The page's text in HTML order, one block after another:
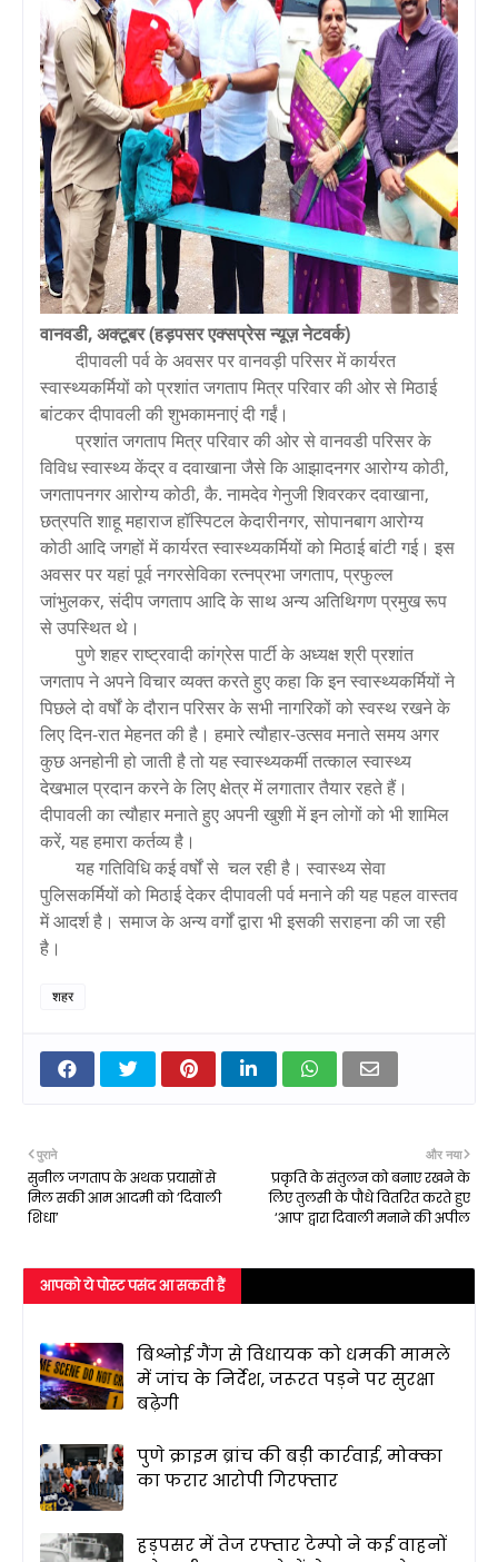
वानवडी, अक्टूबर (हड़पसर एक्सप्रेस न्यूज़ नेटवर्क)
दीपावली पर्व के अवसर पर वानवड़ी परिसर में कार्यरत
स्वास्थ्यकर्मियों को प्रशांत जगताप मित्र परिवार की ओर से मिठाई
बांटकर दीपावली की शुभकामनाएं दी गईं।
प्रशांत जगताप मित्र परिवार की ओर से वानवडी परिसर के
विविध स्वास्थ्य केंद्र व दवाखाना जैसे कि आझादनगर आरोग्य कोठी,
जगतापनगर आरोग्य कोठी, कै. नामदेव गेनुजी शिवरकर दवाखाना,
छत्रपति शाहू महाराज हॉस्पिटल केदारीनगर, सोपानबाग आरोग्य
कोठी आदि जगहों में कार्यरत स्वास्थ्यकर्मियों को मिठाई बांटी गई। इस
अवसर पर यहां पूर्व नगरसेविका रत्नप्रभा जगताप, प्रफुल्ल
जांभुलकर, संदीप जगताप आदि के साथ अन्य अतिथिगण प्रमुख रूप
से उपस्थित थे।
पुणे शहर राष्ट्रवादी कांग्रेस पार्टी के अध्यक्ष श्री प्रशांत
जगताप ने अपने विचार व्यक्त करते हुए कहा कि इन स्वास्थ्यकर्मियों ने
पिछले दो वर्षों के दौरान परिसर के सभी नागरिकों को स्वस्थ रखने के
लिए दिन-रात मेहनत की है। हमारे त्यौहार-उत्सव मनाते समय अगर
कुछ अनहोनी हो जाती है तो यह स्वास्थ्यकर्मी तत्काल स्वास्थ्य
देखभाल प्रदान करने के लिए क्षेत्र में लगातार तैयार रहते हैं।
दीपावली का त्यौहार मनाते हुए अपनी खुशी में इन लोगों को भी शामिल
करें, यह हमारा कर्तव्य है।
यह गतिविधि कई वर्षों से चल रही है। स्वास्थ्य सेवा
पुलिसकर्मियों को मिठाई देकर दीपावली पर्व मनाने की यह पहल वास्तव
में आदर्श है। समाज के अन्य वर्गों द्वारा भी इसकी सराहना की जा रही
है।
शहर
और नया
प्रकृति के संतुलन को बनाए रखने के
लिए तुलसी के पौधे वितरित करते हुए
‘आप’ द्वारा दिवाली मनाने की अपील
पुराने
सुनील जगताप के अथक प्रयासों से
मिल सकी आम आदमी को ‘दिवाली
शिधा’
आपको ये पोस्ट पसंद आ सकती हैं
बिश्नोई गैंग से विधायक को धमकी मामले
में जांच के निर्देश, जरूरत पड़ने पर सुरक्षा
बढ़ेगी
पुणे क्राइम ब्रांच की बड़ी कार्रवाई, मोक्का
का फरार आरोपी गिरफ्तार
हड़पसर में तेज रफ्तार टेम्पो ने कई वाहनों